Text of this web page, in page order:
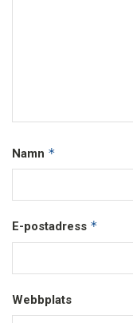
Namn *
E-postadress *
Webbplats